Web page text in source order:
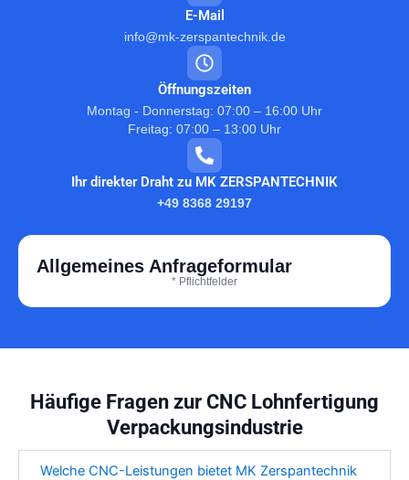
E-Mail
info@mk-zerspantechnik.de
Öffnungszeiten
Montag - Donnerstag: 07:00 – 16:00 Uhr
Freitag: 07:00 – 13:00 Uhr
Ihr direkter Draht zu MK ZERSPANTECHNIK
+49 8368 29197
Allgemeines Anfrageformular
* Pflichtfelder
Häufige Fragen zur CNC Lohnfertigung
Verpackungsindustrie
Welche CNC-Leistungen bietet MK Zerspantechnik